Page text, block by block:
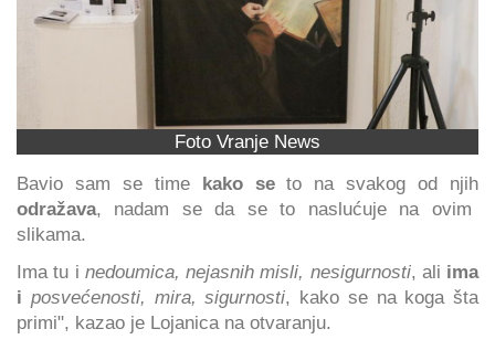
Foto Vranje News
Bavio sam se time kako seto na svakog od njih
odražava, nadam se da se to naslućuje na ovim
slikama.
Ima tu i nedoumica, nejasnih misli, nesigurnosti, ali ima
i posvećenosti, mira, sigurnosti, kako se na koga šta
primi", kazao je Lojanica na otvaranju.